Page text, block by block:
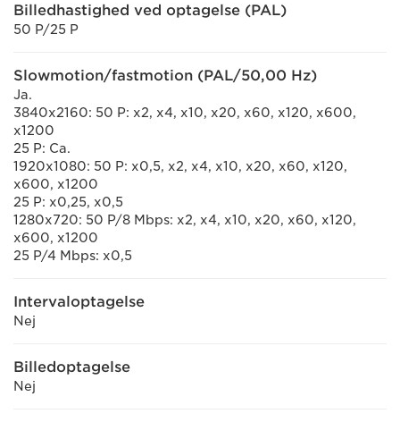
Billedhastighed ved optagelse (PAL)
50 P/25 P
Slowmotion/fastmotion (PAL/50,00 Hz)
Ja.
3840x2160: 50 P: x2, x4, x10, x20, x60, x120, x600,
x1200
25 P: Ca.
1920x1080: 50 P: x0,5, x2, x4, x10, x20, x60, x120,
x600, x1200
25 P: x0,25, x0,5
1280x720: 50 P/8 Mbps: x2, x4, x10, x20, x60, x120,
x600, x1200
25 P/4 Mbps: x0,5
Intervaloptagelse
Nej
Billedoptagelse
Nej